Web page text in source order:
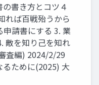
書き方とコツ４
れば百戦殆うから
請書にする 3. 業
敵を知り己を知れ
査編) 2024/2/29
ために(2025) 大